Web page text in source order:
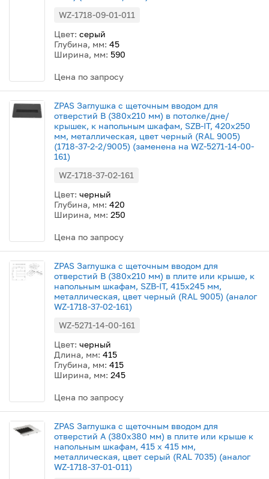
WZ-1718-09-01-011
Цвет: серый
Глубина, мм: 45
Ширина, мм: 590
Цена по запросу
ZPAS Заглушка с щеточным вводом для
отверстий B (380x210 мм) в потолке/дне/
крышек, к напольным шкафам, SZB-IT, 420x250
мм, металлическая, цвет черный (RAL 9005)
(1718-37-2-2/9005) (заменена на WZ-5271-14-00-
161)
WZ-1718-37-02-161
Цвет: черный
Глубина, мм: 420
Ширина, мм: 250
Цена по запросу
ZPAS Заглушка с щеточным вводом для
отверстий B (380x210 мм) в плите или крыше, к
напольным шкафам, SZB-IT, 415x245 мм,
металлическая, цвет черный (RAL 9005) (аналог
WZ-1718-37-02-161)
WZ-5271-14-00-161
Цвет: черный
Длина, мм: 415
Глубина, мм: 415
Ширина, мм: 245
Цена по запросу
ZPAS Заглушка c щеточным вводом для
отверстий A (380x380 мм) в плите или крыше к
напольным шкафам, 415 x 415 мм,
металлическая, цвет серый (RAL 7035) (аналог
WZ-1718-37-01-011)